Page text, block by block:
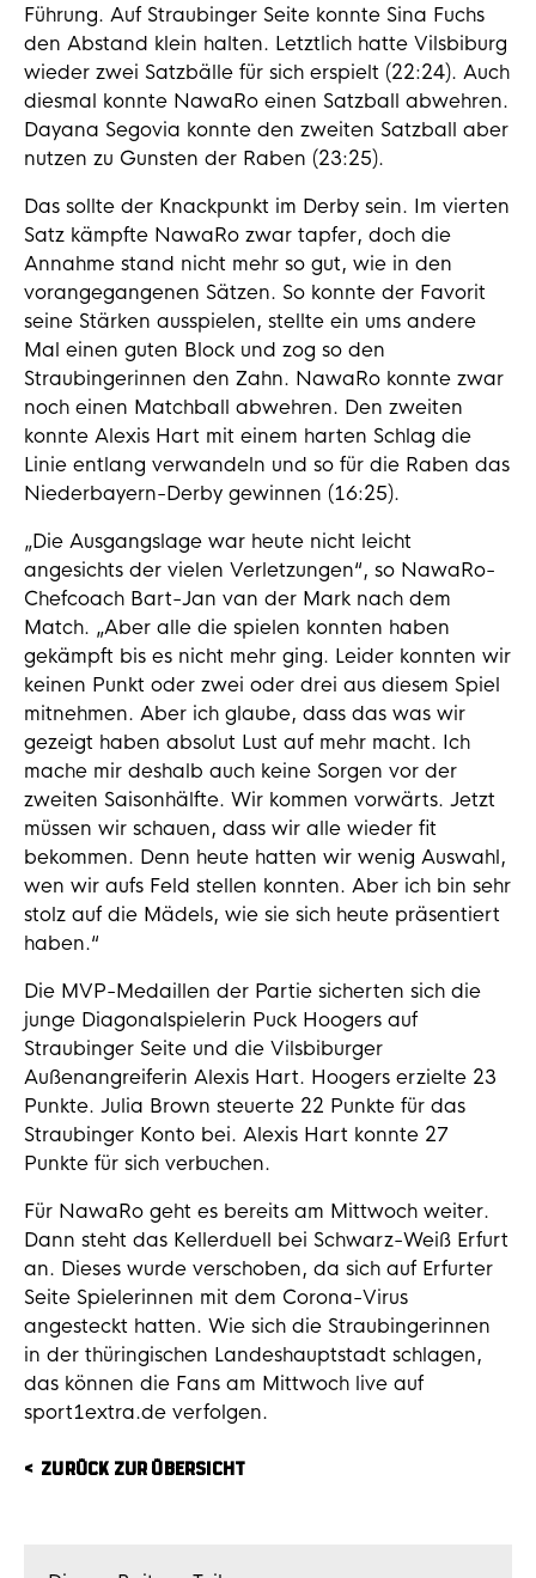
Führung. Auf Straubinger Seite konnte Sina Fuchs
den Abstand klein halten. Letztlich hatte Vilsbiburg
wieder zwei Satzbälle für sich erspielt (22:24). Auch
diesmal konnte NawaRo einen Satzball abwehren.
Dayana Segovia konnte den zweiten Satzball aber
nutzen zu Gunsten der Raben (23:25).
Das sollte der Knackpunkt im Derby sein. Im vierten
Satz kämpfte NawaRo zwar tapfer, doch die
Annahme stand nicht mehr so gut, wie in den
vorangegangenen Sätzen. So konnte der Favorit
seine Stärken ausspielen, stellte ein ums andere
Mal einen guten Block und zog so den
Straubingerinnen den Zahn. NawaRo konnte zwar
noch einen Matchball abwehren. Den zweiten
konnte Alexis Hart mit einem harten Schlag die
Linie entlang verwandeln und so für die Raben das
Niederbayern-Derby gewinnen (16:25).
„Die Ausgangslage war heute nicht leicht
angesichts der vielen Verletzungen“, so NawaRo-
Chefcoach Bart-Jan van der Mark nach dem
Match. „Aber alle die spielen konnten haben
gekämpft bis es nicht mehr ging. Leider konnten wir
keinen Punkt oder zwei oder drei aus diesem Spiel
mitnehmen. Aber ich glaube, dass das was wir
gezeigt haben absolut Lust auf mehr macht. Ich
mache mir deshalb auch keine Sorgen vor der
zweiten Saisonhälfte. Wir kommen vorwärts. Jetzt
müssen wir schauen, dass wir alle wieder fit
bekommen. Denn heute hatten wir wenig Auswahl,
wen wir aufs Feld stellen konnten. Aber ich bin sehr
stolz auf die Mädels, wie sie sich heute präsentiert
haben.“
Die MVP-Medaillen der Partie sicherten sich die
junge Diagonalspielerin Puck Hoogers auf
Straubinger Seite und die Vilsbiburger
Außenangreiferin Alexis Hart. Hoogers erzielte 23
Punkte. Julia Brown steuerte 22 Punkte für das
Straubinger Konto bei. Alexis Hart konnte 27
Punkte für sich verbuchen.
Für NawaRo geht es bereits am Mittwoch weiter.
Dann steht das Kellerduell bei Schwarz-Weiß Erfurt
an. Dieses wurde verschoben, da sich auf Erfurter
Seite Spielerinnen mit dem Corona-Virus
angesteckt hatten. Wie sich die Straubingerinnen
in der thüringischen Landeshauptstadt schlagen,
das können die Fans am Mittwoch live auf
sport1extra.de verfolgen.
ZURÜCK ZUR ÜBERSICHT